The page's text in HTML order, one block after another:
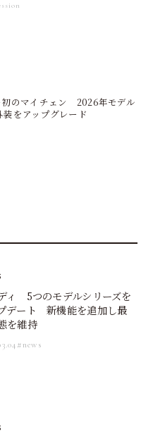
初のマイチェン 2026年モデル
をアップグレード
ィ 5つのモデルシリーズを
デート 新機能を追加し最
を維持
#news